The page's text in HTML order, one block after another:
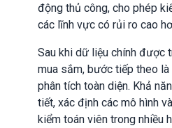
động thủ công, cho phép
các lĩnh vực có rủi ro cao
Sau khi dữ liệu chính được
mua sắm, bước tiếp theo
phân tích toàn diện. Khả
tiết, xác định các mô hình
kiểm toán viên trong nhiều